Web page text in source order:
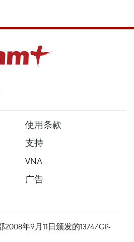
使用条款
支持
VNA
广告
年9月11日颁发的1374/GP-